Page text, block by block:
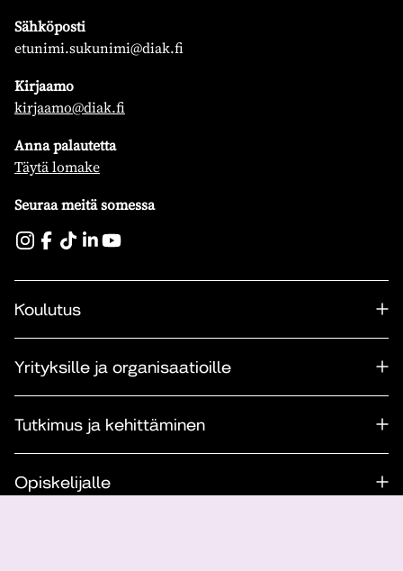
Sähköposti
etunimi.sukunimi@diak.fi
Kirjaamo
kirjaamo@diak.fi
Anna palautetta
Täytä lomake
Seuraa meitä somessa
Koulutus
Yrityksille ja organisaatioille
Tutkimus ja kehittäminen
Opiskelijalle